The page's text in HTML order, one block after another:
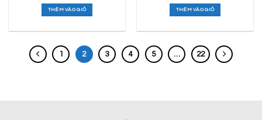
THÊM VÀO GIỎ THÊM VÀO GIỎ
1 2 3 4 5 … 22